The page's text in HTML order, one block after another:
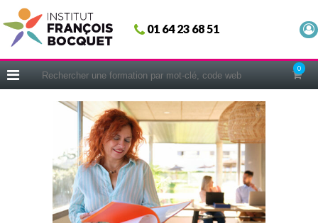
01 64 23 68 51
0
Fermer
ACCUEIL
CERIFICATIONS
INTRAS | SUR-MESURE
EN PRATIQUE
NOUS CONNAÎTRE
CONSEILS MICRO-COACHING